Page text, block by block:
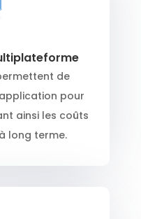
de
pour
ainsi les coûts
long terme.